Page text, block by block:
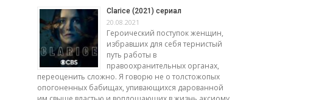
Clarice (2021) сериал
20.08.2021
Героический поступок женщин,
избравших для себя тернистый
путь работы в
правоохранительных органах,
переоценить сложно. Я говорю не о толстожопых
опогоненных бабищах, упивающихся дарованной